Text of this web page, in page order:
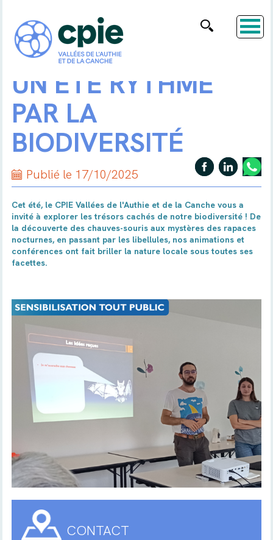
UN ÉTÉ RYTHMÉ
PAR LA
BIODIVERSITÉ
Publié le 17/10/2025
Cet été, le CPIE Vallées de l'Authie et de la Canche vous a
invité à explorer les trésors cachés de notre biodiversité ! De
la découverte des chauves-souris aux mystères des rapaces
nocturnes, en passant par les libellules, nos animations et
conférences ont fait briller la nature locale sous toutes ses
facettes.
CONTACT